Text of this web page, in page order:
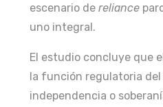
escenario de reliance
uno integral.
El estudio concluye que
la función regulatoria del
independencia o